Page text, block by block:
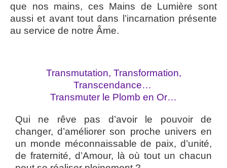
que nos mains, ces Mains de Lumière sont
aussi et avant tout dans l’incarnation présente
au service de notre Âme.
Transmutation, Transformation,
Transcendance…
Transmuter le Plomb en Or…
Qui ne rêve pas d’avoir le pouvoir de
changer, d’améliorer son proche univers en
un monde méconnaissable de paix, d’unité,
de fraternité, d’Amour, là où tout un chacun